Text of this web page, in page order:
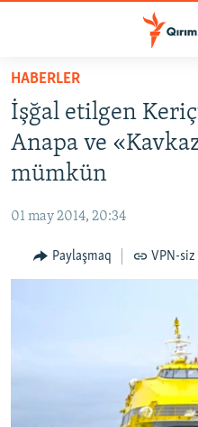
Esas
mündericege
qaytmaq
Baş
navigatsiyağa
qaytmaq
Qıdıruvğa
qaytmaq
HABERLER
SİYASET
İQTİSADİYAT
MEDENİYET
İNSAN AQLARI
HABERLER
İşğal etilgen
Anapa ve
mümkün
01 may 2014, 20:34
Paylaşmaq VPN-siz